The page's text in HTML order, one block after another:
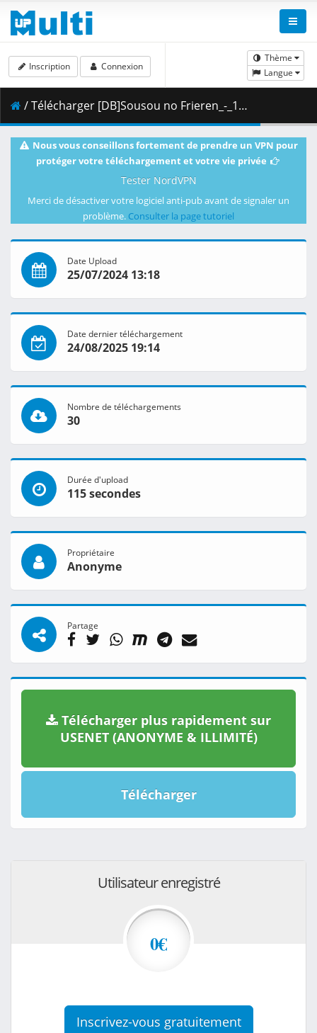
Thème
Langue
Inscription Connexion
/ Télécharger [DB]Sousou no Frieren_-_17_(Dual Audio_10bit_BD1080p_x265).mkv.002 ( 313.98 MB )
Nous vous conseillons fortement de prendre un VPN pour
protéger votre téléchargement et votre vie privée
Tester NordVPN
Merci de désactiver votre logiciel anti-pub avant de signaler un
problème. Consulter la page tutoriel
Date Upload
25/07/2024 13:18
Date dernier téléchargement
24/08/2025 19:14
Nombre de téléchargements
30
Durée d'upload
115 secondes
Propriétaire
Anonyme
Partage
Télécharger plus rapidement sur
USENET (ANONYME & ILLIMITÉ)
Télécharger
Utilisateur enregistré
0€
Inscrivez-vous gratuitement